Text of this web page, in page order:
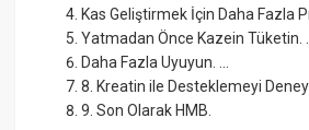
Kas Geliştirmek İçin Daha Fazla
Yatmadan Önce Kazein Tüketin. ...
Daha Fazla Uyuyun. ...
8. Kreatin ile Desteklemeyi
9. Son Olarak HMB.